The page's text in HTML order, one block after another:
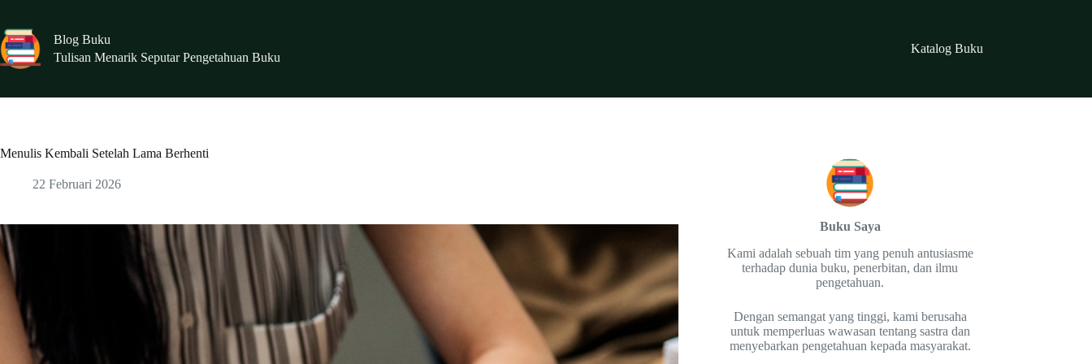
content
Blog Buku
Tulisan Menarik Seputar Pengetahuan Buku
Katalog Buku
Menulis Kembali Setelah Lama Berhenti
22 Februari 2026
Buku Saya
Kami adalah sebuah tim yang penuh antusiasme
terhadap dunia buku, penerbitan, dan ilmu
pengetahuan.
Dengan semangat yang tinggi, kami berusaha
untuk memperluas wawasan tentang sastra dan
menyebarkan pengetahuan kepada masyarakat.